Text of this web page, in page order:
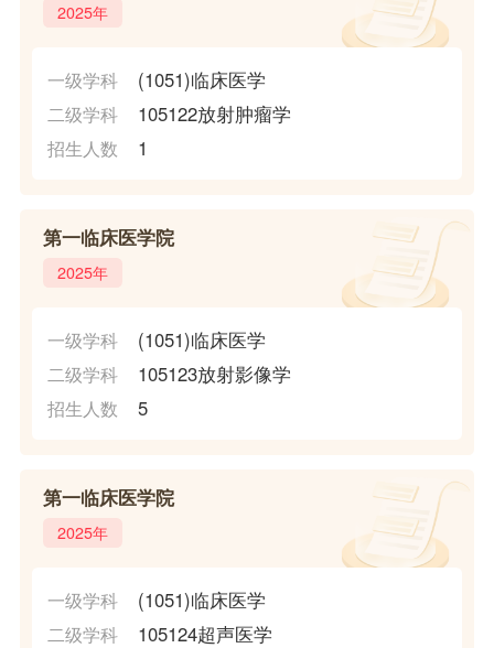
2025年
一级学科 (1051)临床医学
二级学科 105122放射肿瘤学
招生人数 1
第一临床医学院
2025年
一级学科 (1051)临床医学
二级学科 105123放射影像学
招生人数 5
第一临床医学院
2025年
一级学科 (1051)临床医学
二级学科 105124超声医学